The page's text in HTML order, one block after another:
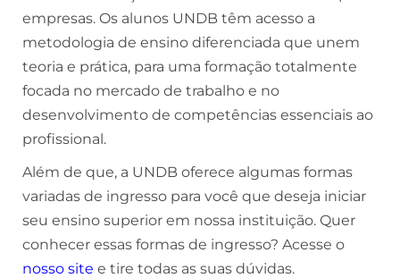
empresas. Os alunos UNDB têm acesso a
metodologia de ensino diferenciada que unem
teoria e prática, para uma formação totalmente
focada no mercado de trabalho e no
desenvolvimento de competências essenciais ao
profissional.
Além de que, a UNDB oferece algumas formas
variadas de ingresso para você que deseja iniciar
seu ensino superior em nossa instituição. Quer
conhecer essas formas de ingresso? Acesse o
nosso site e tire todas as suas dúvidas.